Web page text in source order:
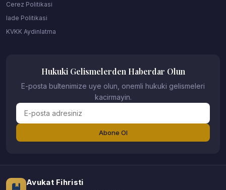
Cerez Politikasi
Iade Politikasi
KVKK Aydinlatma
Hukuki Gelismelerden Haberdar Olun
E-posta bultenimize uye olun, onemli hukuki gelismeleri
kacirmayin.
Abone Ol
Avukat Fihristi